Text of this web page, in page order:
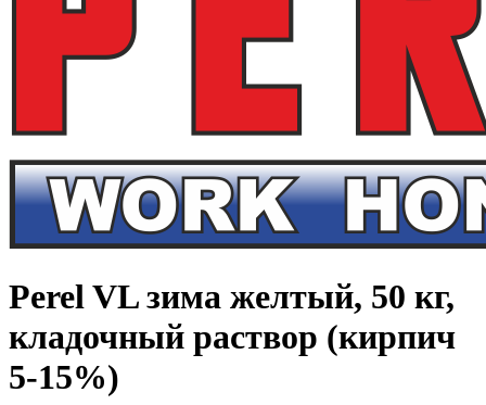
Perel VL зима желтый, 50 кг,
кладочный раствор (кирпич
5-15%)